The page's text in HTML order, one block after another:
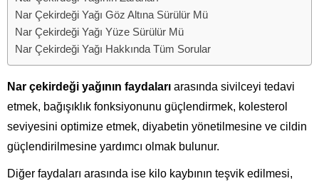
Nar Çekirdeği Yağı Göz Altına Sürülür Mü
Nar Çekirdeği Yağı Yüze Sürülür Mü
Nar Çekirdeği Yağı Hakkında Tüm Sorular
Nar çekirdeği yağının faydaları arasında sivilceyi tedavi
etmek, bağışıklık fonksiyonunu güçlendirmek, kolesterol
seviyesini optimize etmek, diyabetin yönetilmesine ve cildin
güçlendirilmesine yardımcı olmak bulunur.
Diğer faydaları arasında ise kilo kaybının teşvik edilmesi,